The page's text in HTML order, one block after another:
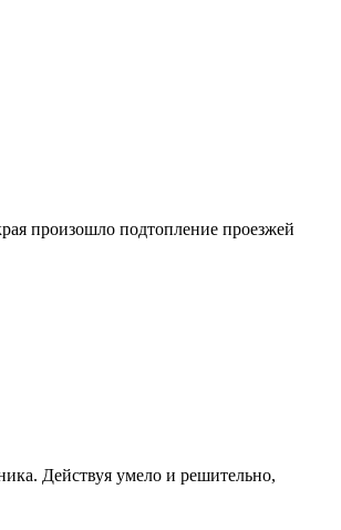
произошло подтопление проезжей
Действуя умело и решительно,